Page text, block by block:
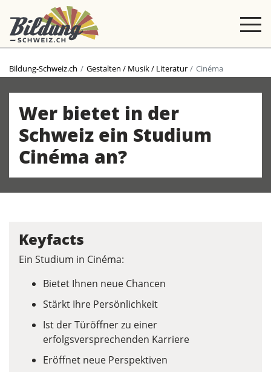
Bildung-Schweiz.ch Gestalten / Musik / Literatur Cinéma
Wer bietet in der
Schweiz ein Studium
Cinéma an?
Keyfacts
Ein Studium in Cinéma:
Bietet Ihnen neue Chancen
Stärkt Ihre Persönlichkeit
Ist der Türöffner zu einer
erfolgsversprechenden Karriere
Eröffnet neue Perspektiven